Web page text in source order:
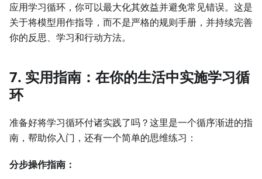
应用学习循环，你可以最大化其效益并避免常见错误。这是
关于将模型用作指导，而不是严格的规则手册，并持续完善
你的反思、学习和行动方法。
7. 实用指南：在你的生活中实施学习循
环
准备好将学习循环付诸实践了吗？这里是一个循序渐进的指
南，帮助你入门，还有一个简单的思维练习：
分步操作指南：